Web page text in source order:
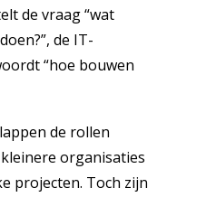
de vraag “wat
de IT-
“hoe bouwen
de rollen
organisaties
projecten. Toch zijn